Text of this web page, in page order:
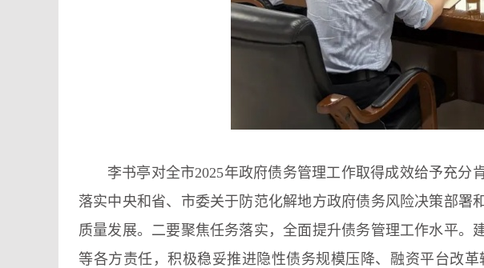
李书亭对全市2025年政府债务管理工作取得成效给予充
落实中央和省、市委关于防范化解地方政府债务风险决策部
质量发展。二要聚焦任务落实，全面提升债务管理工作水平
等各方责任，积极稳妥推进隐性债务规模压降、融资平台改